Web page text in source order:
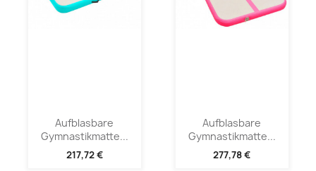
Aufblasbare
Gymnastikmatte...
217,72 €
Aufblasbare
Gymnastikmatte...
277,78 €